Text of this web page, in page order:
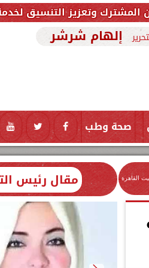
التنسيق لخدمة المواطنين
إلهام شرشر
صحة وطب تكنولوجيا
القاهرة مقال رئيس